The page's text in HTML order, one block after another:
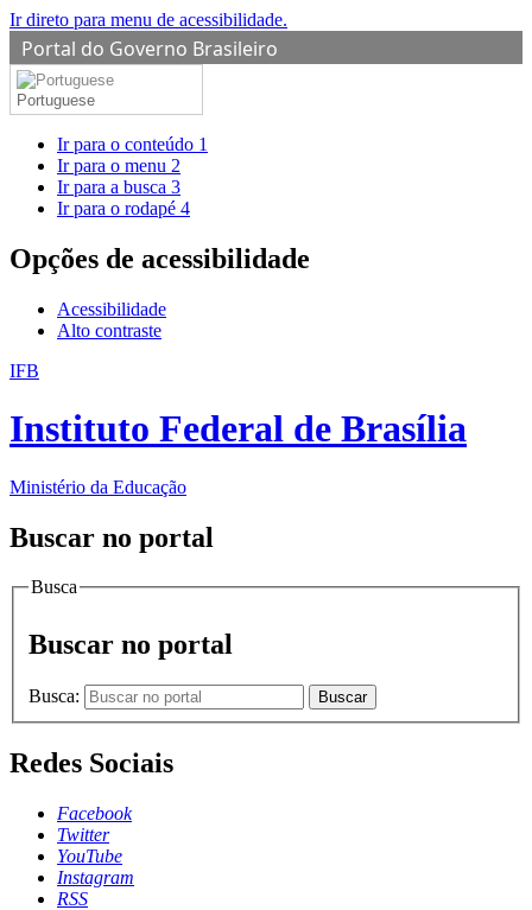
Ir direto para menu de acessibilidade.
Portal do Governo Brasileiro
Portuguese
Ir para o conteúdo 1
Ir para o menu 2
Ir para a busca 3
Ir para o rodapé 4
Opções de acessibilidade
Acessibilidade
Alto contraste
IFB
Instituto Federal de Brasília
Ministério da Educação
Buscar no portal
Busca
Buscar no portal
Busca: Buscar
Redes Sociais
Facebook
Twitter
YouTube
Instagram
RSS